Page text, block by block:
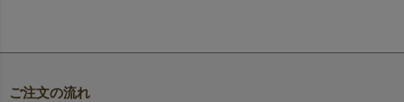
ご注文の流れ